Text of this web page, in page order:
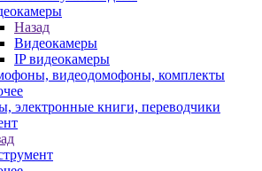
Назад
Видеокамеры
IP видеокамеры
видеодомофоны, комплекты
электронные книги, переводчики